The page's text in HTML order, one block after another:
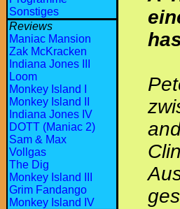
Sonstiges
Reviews
Maniac Mansion
Zak McKracken
Indiana Jones III
Loom
Monkey Island I
Monkey Island II
Indiana Jones IV
DOTT (Maniac 2)
Sam & Max
Vollgas
The Dig
Monkey Island III
Grim Fandango
Monkey Island IV